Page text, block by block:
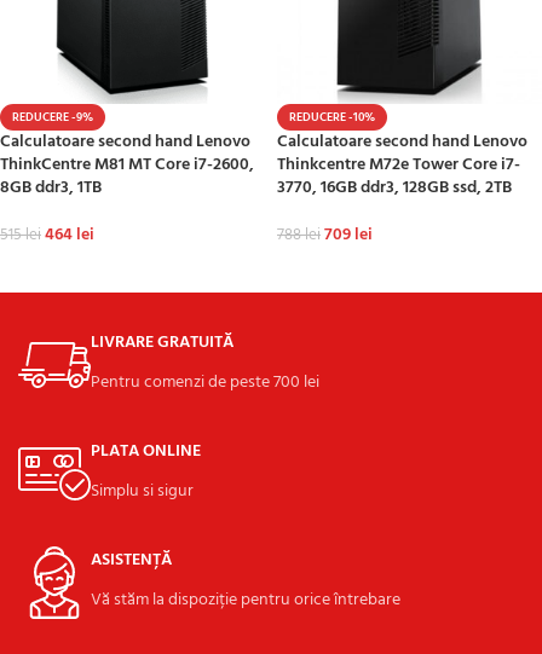
REDUCERE -9%
Calculatoare second hand Lenovo
ThinkCentre M81 MT Core i7-2600,
8GB ddr3, 1TB
515lei464lei
REDUCERE -10%
Calculatoare second hand Lenovo
Thinkcentre M72e Tower Core i7-
3770, 16GB ddr3, 128GB ssd, 2TB
788lei709lei
LIVRARE GRATUITĂ
Pentru comenzi de peste 700 lei
PLATA ONLINE
Simplu si sigur
ASISTENȚĂ
Vă stăm la dispoziție pentru orice întrebare